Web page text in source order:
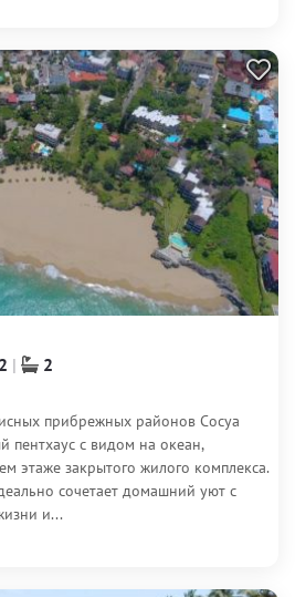
2
2
прибрежных районов Сосуа
пентхаус с видом на океан,
этаже закрытого жилого комплекса.
сочетает домашний уют с
и...